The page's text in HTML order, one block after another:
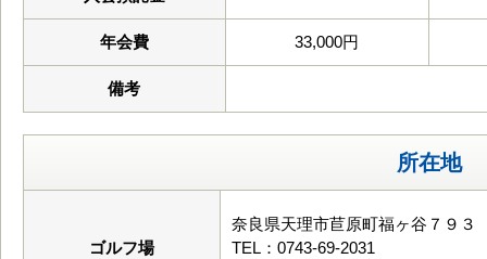
年会費 33,000円
備考
所在地
ゴルフ場
奈良県天理市苣原町福ヶ谷７９３
TEL：0743-69-2031